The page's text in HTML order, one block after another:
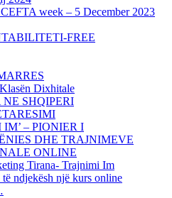
week – 5 December 2023
FREE
Dixhitale
SHQIPERI
IM’ – PIONIER I
DHE TRAJNIMEVE
ONLINE
Tirana- Trajnimi Im
të ndjekësh një kurs online